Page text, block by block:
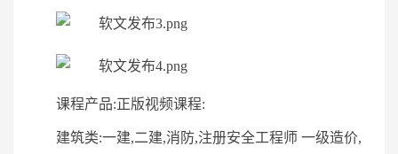
课程产品:正版视频课程:
建筑类:一建,二建,消防,注册安全工程师 一级造价,